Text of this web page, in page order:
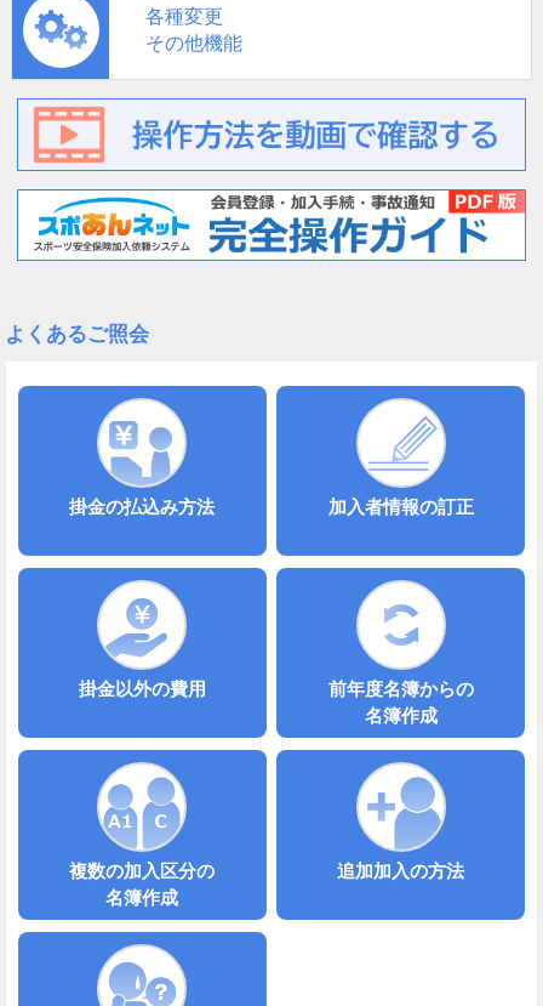
各種変更
その他機能
よくあるご照会
掛金の払込み方法 加入者情報の訂正
掛金以外の費用
前年度名簿からの
名簿作成
複数の加入区分の
名簿作成
追加加入の方法